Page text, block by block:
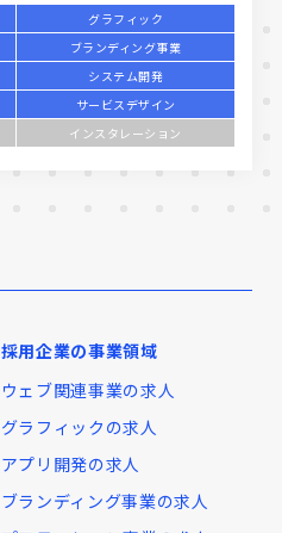
グラフィック
ブランディング事業
システム開発
サービスデザイン
インスタレーション
採用企業の事業領域
ウェブ関連事業の求人
グラフィックの求人
アプリ開発の求人
ブランディング事業の求人